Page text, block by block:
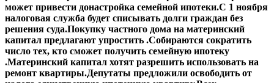
может привести донастройка семейной ипотеки.С 1 ноября
налоговая служба будет списывать долги граждан без
решения суда.Покупку частного дома на материнский
капитал предлагают упростить .Собираются сократить
число тех, кто сможет получить семейную ипотеку
.Материнский капитал хотят разрешить использовать на
ремонт квартиры.Депутаты предложили освободить от